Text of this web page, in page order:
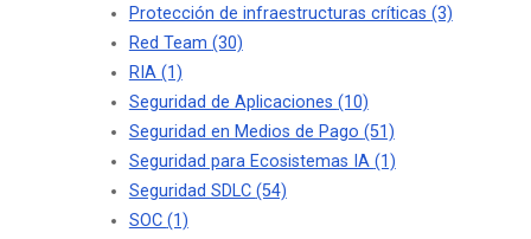
Protección de infraestructuras críticas (3)
Red Team (30)
RIA (1)
Seguridad de Aplicaciones (10)
Seguridad en Medios de Pago (51)
Seguridad para Ecosistemas IA (1)
Seguridad SDLC (54)
SOC (1)